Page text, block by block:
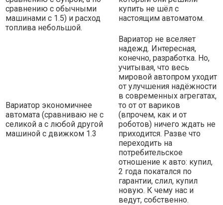
сравнению с обычными
машинами с 1.5) и расход
топлива небольшой.
купить не шёл с
настоящим автоматом.
Вариатор экономичнее
автомата (сравниваю не с
селикой а с любой другой
машиной с движком 1.3
Вариатор не вселяет
надежд. Интересная,
конечно, разработка. Но,
учитывая, что весь
мировой автопром уходит
от улучшения надёжности
в современных агрегатах,
то от от вариков
(впрочем, как и от
роботов) ничего ждать не
приходится. Разве что
переходить на
потребительское
отношение к авто: купил,
2 года покатался по
гарантии, слил, купил
новую. К чему нас и
ведут, собственно.